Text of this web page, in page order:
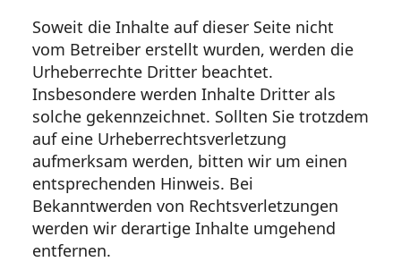
Soweit die Inhalte auf dieser Seite nicht
vom Betreiber erstellt wurden, werden die
Urheberrechte Dritter beachtet.
Insbesondere werden Inhalte Dritter als
solche gekennzeichnet. Sollten Sie trotzdem
auf eine Urheberrechtsverletzung
aufmerksam werden, bitten wir um einen
entsprechenden Hinweis. Bei
Bekanntwerden von Rechtsverletzungen
werden wir derartige Inhalte umgehend
entfernen.